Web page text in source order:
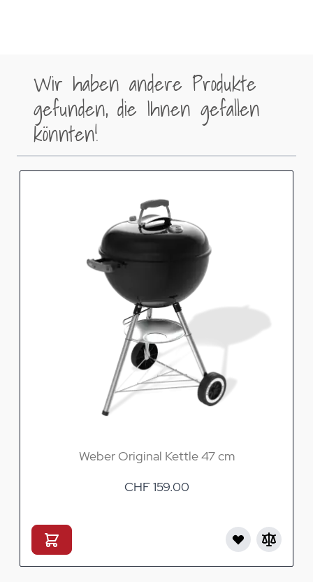
Wir haben andere Produkte
gefunden, die Ihnen gefallen
könnten!
Weber Original Kettle 47 cm
CHF 159.00